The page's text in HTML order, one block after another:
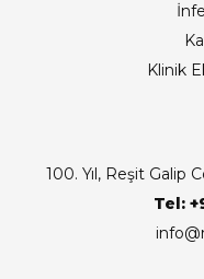
Klinik
100. Yıl, Reşit Galip
Tel: